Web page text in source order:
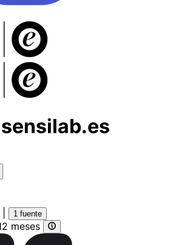
1 fuente
meses